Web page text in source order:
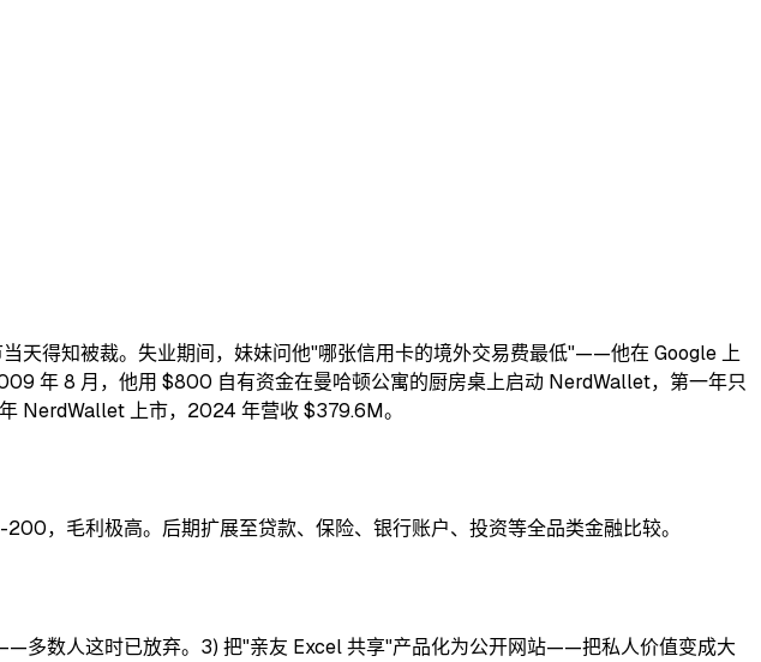
天得知被裁。失业期间，妹妹问他"哪张信用卡的境外交易费最低"——他在 Google 上
年 8 月，他用 $800 自有资金在曼哈顿公寓的厨房桌上启动 NerdWallet，第一年只
NerdWallet 上市，2024 年营收 $379.6M。
，毛利极高。后期扩展至贷款、保险、银行账户、投资等全品类金融比较。
数人这时已放弃。3) 把"亲友 Excel 共享"产品化为公开网站——把私人价值变成大